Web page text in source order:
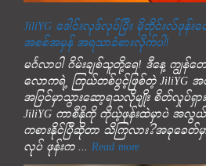
JiliYG ဒေါင်းလုဒ်လုပ်ပြီး မိုဘိုင်းလ်ဖုန်း
အစစ်အမှန် အရသာခံစားလိုက်ပါ!
မင်္ဂလာပါ ဂိမ်းချစ်သူတို့ရေ! ဒီနေ့ ကျွန်
လောကရဲ့ ကြယ်တစ်ပွင့်ဖြစ်တဲ့ JiliYG အက
အပြင်မှာသွားဆော့ရသလိုမျိုး စိတ်လှုပ်ရှ
JiliYG ကာစီနိုကို ကိုယ့်ဖုန်းထဲမှာပဲ အလွ
ကစားနိုင်ပြီဆိုတာ သိကြလား?အခုခေတ်
လုပ် ဖုန်းက ... Read more